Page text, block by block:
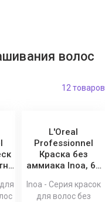
волос
12 товаров
L'Oreal
Professionnel
Краска без
аммиака Inoa, 60
Inoa - Серия красок
для волос без